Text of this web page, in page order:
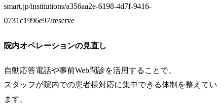
smart.jp/institutions/a356aa2e-6198-4d7f-9416-
0731c1996e97/reserve
院内オペレーションの見直し
自動応答電話や事前Web問診を活用することで、
スタッフが院内での患者様対応に集中できる体制を整えてい
ます。